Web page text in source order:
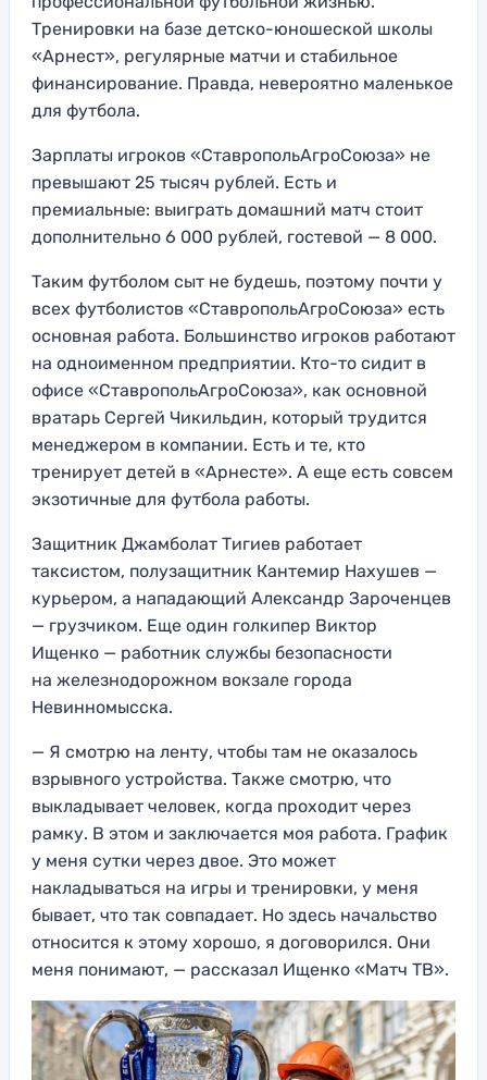
Тренировки на базе детско-юношеской школы
«Арнест», регулярные матчи и стабильное
финансирование. Правда, невероятно маленькое
для футбола.
Зарплаты игроков «СтавропольАгроСоюза» не
превышают 25 тысяч рублей. Есть и
премиальные: выиграть домашний матч стоит
дополнительно 6 000 рублей, гостевой — 8 000.
Таким футболом сыт не будешь, поэтому почти у
всех футболистов «СтавропольАгроСоюза» есть
основная работа. Большинство игроков работают
на одноименном предприятии. Кто-то сидит в
офисе «СтавропольАгроСоюза», как основной
вратарь Сергей Чикильдин, который трудится
менеджером в компании. Есть и те, кто
тренирует детей в «Арнесте». А еще есть совсем
экзотичные для футбола работы.
Защитник Джамболат Тигиев работает
таксистом, полузащитник Кантемир Нахушев —
курьером, а нападающий Александр Зароченцев
— грузчиком. Еще один голкипер Виктор
Ищенко — работник службы безопасности
на железнодорожном вокзале города
Невинномысска.
— Я смотрю на ленту, чтобы там не оказалось
взрывного устройства. Также смотрю, что
выкладывает человек, когда проходит через
рамку. В этом и заключается моя работа. График
у меня сутки через двое. Это может
накладываться на игры и тренировки, у меня
бывает, что так совпадает. Но здесь начальство
относится к этому хорошо, я договорился. Они
меня понимают, — рассказал Ищенко «Матч ТВ».